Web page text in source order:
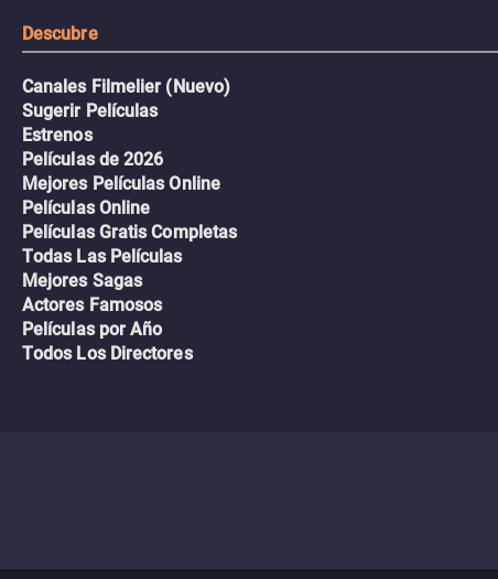
Descubre
Canales Filmelier (Nuevo)
Sugerir Películas
Estrenos
Películas de 2026
Mejores Películas Online
Películas Online
Películas Gratis Completas
Todas Las Películas
Mejores Sagas
Actores Famosos
Películas por Año
Todos Los Directores